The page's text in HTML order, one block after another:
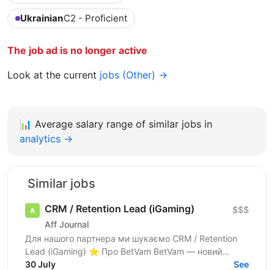
UkrainianC2 - Proficient
The job ad is no longer active
Look at the current jobs (Other) →
📊 Average salary range of similar jobs in
analytics →
Similar jobs
CRM / Retention Lead (iGaming)
Aff Journal
$$$
Для нашого партнера ми шукаємо CRM / Retention
Lead (iGaming) ⭐ Про BetVam BetVam — новий
ліцензований український iGaming-проєкт, який
30 July See